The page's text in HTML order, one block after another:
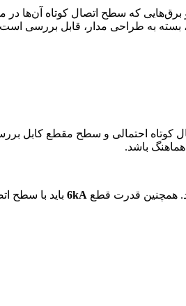
بسته به طراحی مدار، قابل بررسی
کوتاه احتمالی و سطح مقطع کابل
باشد.
همچنین قدرت قطع 6kA باید با سطح